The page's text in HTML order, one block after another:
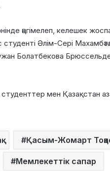
әңгімелеп, келешек
Әлім-Сері
Болатбекова
мен Қазақстан
Қасым-Жомарт
Мемлекеттік сапар